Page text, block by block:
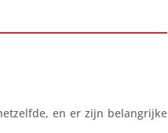
en er zijn belangrijke